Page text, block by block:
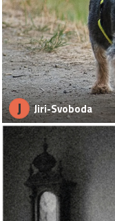
J Jiri-Svoboda